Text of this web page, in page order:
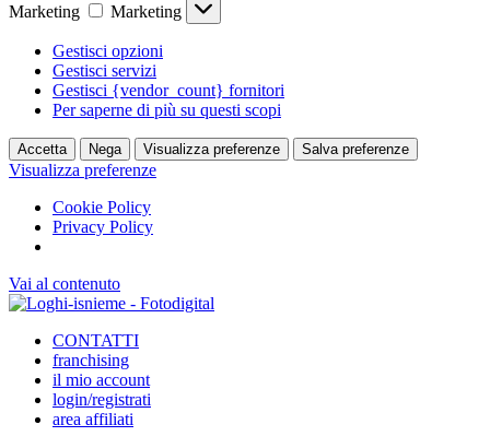
Marketing
Marketing
Gestisci opzioni
Gestisci servizi
Gestisci {vendor_count} fornitori
Per saperne di più su questi scopi
Accetta Nega Visualizza preferenze Salva preferenze
Visualizza preferenze
Cookie Policy
Privacy Policy
Vai al contenuto
CONTATTI
franchising
il mio account
login/registrati
area affiliati